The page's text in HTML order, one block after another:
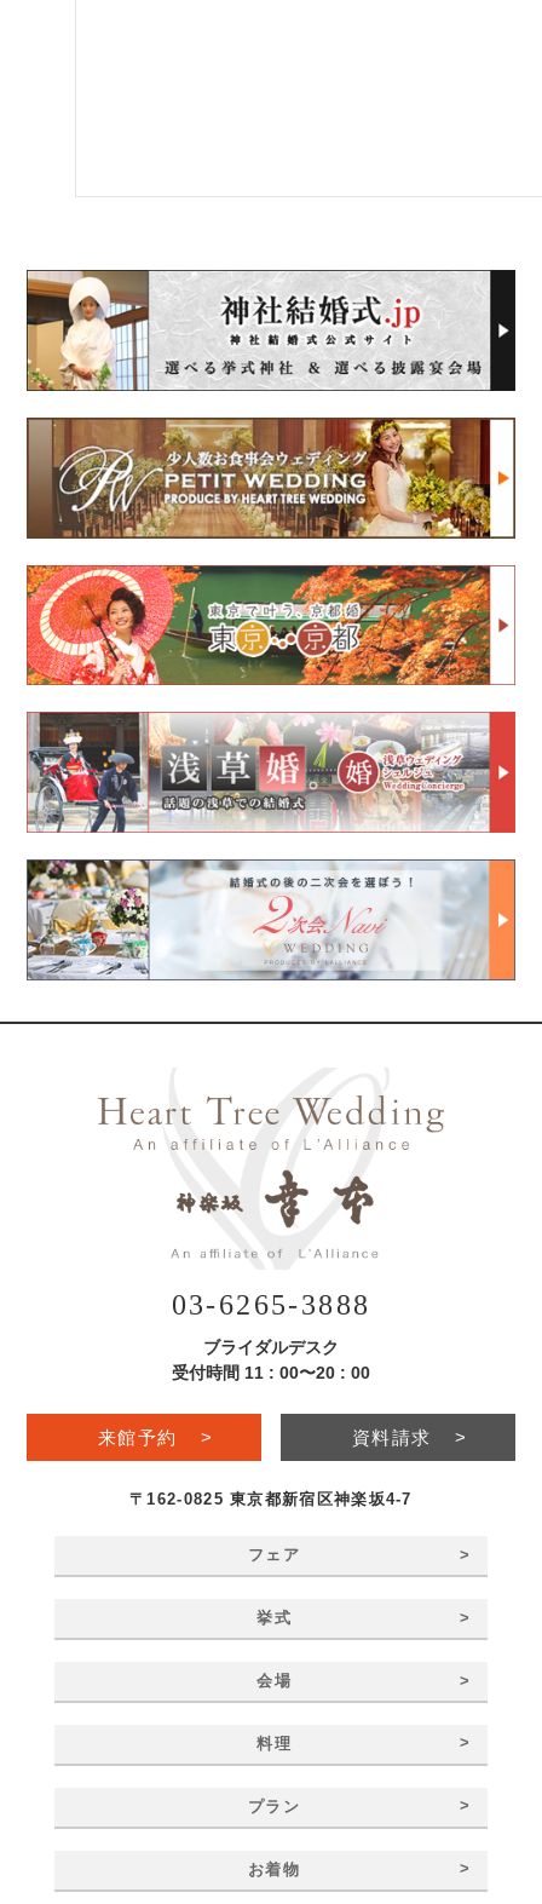
03-6265-3888
ブライダルデスク
受付時間 11 : 00〜20 : 00
来館予約 > 資料請求 >
〒162-0825 東京都新宿区神楽坂4-7
フェア >
挙式 >
会場 >
料理 >
プラン >
お着物 >